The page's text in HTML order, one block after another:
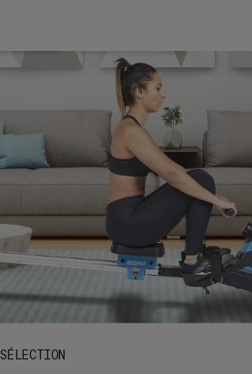
SÉLECTION